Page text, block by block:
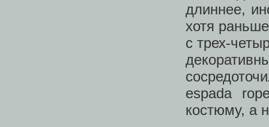
длиннее,
хотя
с трех-
espada
костюму, а